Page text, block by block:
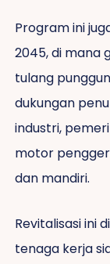
Program ini
2045, di mana
tulang
dukungan
industri,
motor
dan mandiri.
Revitalisasi ini
tenaga kerja